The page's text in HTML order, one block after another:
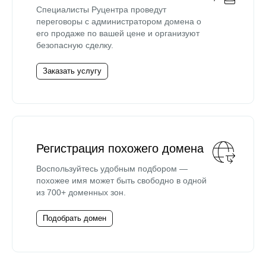
Специалисты Руцентра проведут
переговоры с администратором домена о
его продаже по вашей цене и организуют
безопасную сделку.
Заказать услугу
Регистрация похожего домена
Воспользуйтесь удобным подбором —
похожее имя может быть свободно в одной
из 700+ доменных зон.
Подобрать домен